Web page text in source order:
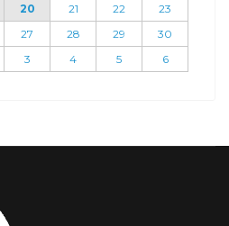
20 21 22
23
27 28 29
30
3 4 5 6